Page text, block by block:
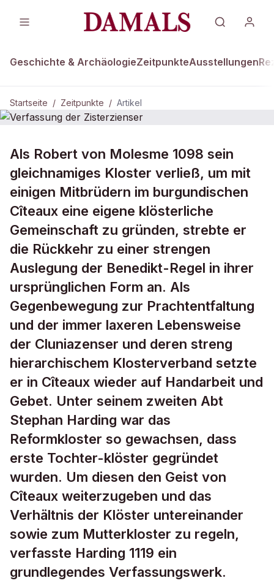
Geschichte & ArchäologieZeitpunkteAusstellungen
Startseite / Zeitpunkte / Artikel
Verfassung der Zisterzienser
Als Robert von Molesme 1098 sein
gleichnamiges Kloster verließ, um mit
einigen Mitbrüdern im burgundischen
Cîteaux eine eigene klösterliche
Gemeinschaft zu gründen, strebte er
die Rückkehr zu einer strengen
Auslegung der Benedikt-Regel in ihrer
ursprünglichen Form an. Als
Gegenbewegung zur Prachtentfaltung
und der immer laxeren Lebensweise
der Cluniazenser und deren streng
hierarchischem Klosterverband setzte
er in Cîteaux wieder auf Handarbeit und
Gebet. Unter seinem zweiten Abt
Stephan Harding war das
Reformkloster so gewachsen, dass
erste Tochter-klöster gegründet
wurden. Um diesen den Geist von
Cîteaux weiterzugeben und das
Verhältnis der Klöster untereinander
sowie zum Mutterkloster zu regeln,
verfasste Harding 1119 ein
grundlegendes Verfassungswerk.